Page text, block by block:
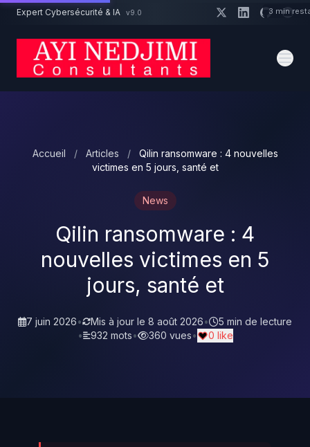
Aller au contenu principal
Expert Cybersécurité & IA v9.0
Accueil / Articles /
Qilin ransomware : 4 nouvelles
victimes en 5 jours, santé et
News
Qilin ransomware : 4
nouvelles victimes en 5
jours, santé et
7 juin 2026• Mis à jour le 8 août 2026•
5 min de lecture
•
932 mots• 360 vues• 0 like
Un projet cybersécurité ? 3 min